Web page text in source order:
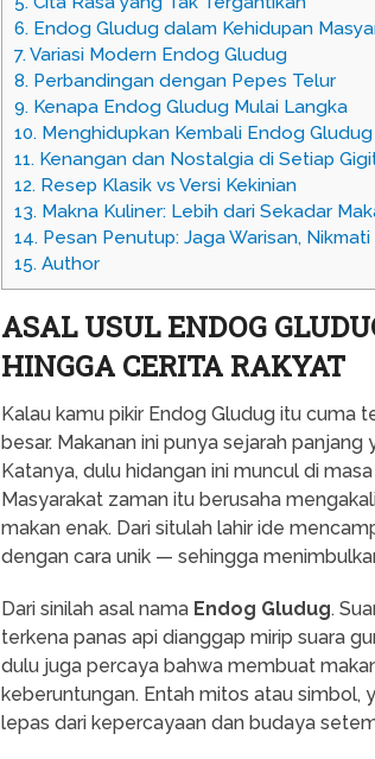
6. Endog Gludug dalam Kehidupan
7.Variasi Modern Endog Gludug
8. Perbandingan dengan Pepes Telur
9. Kenapa Endog Gludug Mulai Langka
10. Menghidupkan Kembali Endog Gludug
11. Kenangan dan Nostalgia di Setiap
12. Resep Klasik vs Versi Kekinian
13. Makna Kuliner: Lebih dari Sekadar
14. Pesan Penutup: Jaga Warisan, Nikmati
15. Author
ASAL USUL ENDOG
HINGGA CERITA RAKYAT
Kalau kamu pikir Endog Gludug itu cuma
besar. Makanan ini punya sejarah
Katanya, dulu hidangan ini muncul di
Masyarakat zaman itu berusaha
makan enak. Dari situlah lahir ide
dengan cara unik — sehingga
Dari sinilah asal nama Endog Gludug.
terkena panas api dianggap mirip suara
dulu juga percaya bahwa membuat
keberuntungan. Entah mitos atau simbol,
lepas dari kepercayaan dan budaya